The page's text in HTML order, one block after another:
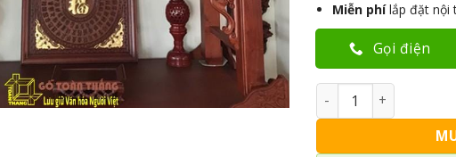
Miễn phílắp đặt nội
Gọi điện
Bàn Thờ đứng hiện